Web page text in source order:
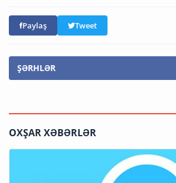
Paylaş Tweet
ŞƏRHLƏR
OXŞAR XƏBƏRLƏR